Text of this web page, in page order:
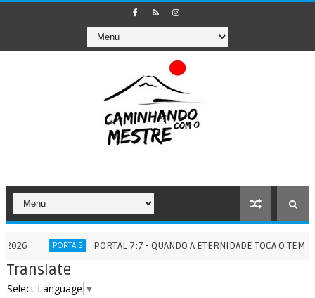
PORTAIS PORTAL 7:7 - QUANDO A ETERNIDADE TOCA O TEMPO - 07/
Translate
Select Language ▼